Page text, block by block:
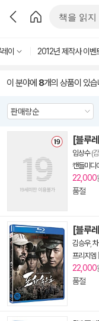
이 2012년 제작사 이벤
이 분야에 8개의 상품이 있
[블루
임상수(감
캔들미디
22,000
품절
[블루
김승우,
프리지엠
22,000
품절